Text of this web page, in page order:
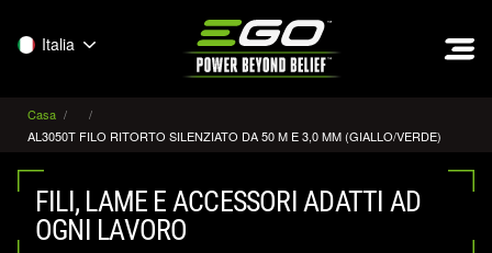
Italia
Casa
AL3050T FILO RITORTO SILENZIATO DA 50 M E 3,0 MM (GIALLO/VERDE)
FILI, LAME E ACCESSORI ADATTI AD
OGNI LAVORO